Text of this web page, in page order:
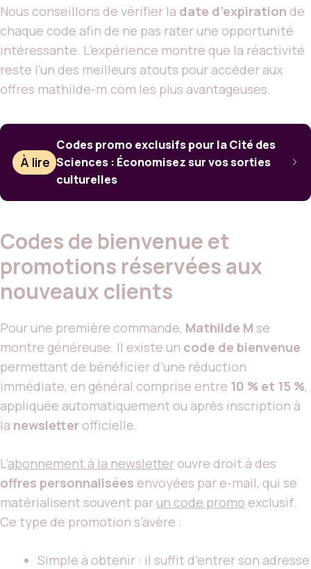
Nous conseillons de vérifier la date d’expiration de
chaque code afin de ne pas rater une opportunité
intéressante. L’expérience montre que la réactivité
reste l’un des meilleurs atouts pour accéder aux
offres mathilde-m.com les plus avantageuses.
À lire
Codes promo exclusifs pour la Cité des
Sciences : Économisez sur vos sorties
culturelles
Codes de bienvenue et
promotions réservées aux
nouveaux clients
Pour une première commande, Mathilde M se
montre généreuse. Il existe un code de bienvenue
permettant de bénéficier d’une réduction
immédiate, en général comprise entre 10 % et 15 %,
appliquée automatiquement ou après inscription à
la newsletter officielle.
L’abonnement à la newsletter ouvre droit à des
offres personnalisées envoyées par e-mail, qui se
matérialisent souvent parun code promo exclusif.
Ce type de promotion s’avère :
Simple à obtenir : il suffit d’entrer son adresse